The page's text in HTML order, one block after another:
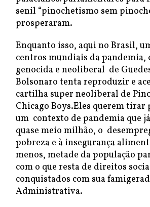
senil “pinochetismo sem
prosperaram.
Enquanto isso, aqui no Brasil,
centros mundiais da pandemia,
genocida e neoliberal de
Bolsonaro tenta reproduzir e
cartilha super neoliberal de
Chicago Boys.Eles querem tirar
um contexto de pandemia que
quase meio milhão, o
pobreza e à insegurança
menos, metade da população
com o que resta de direitos
conquistados com sua
Administrativa.